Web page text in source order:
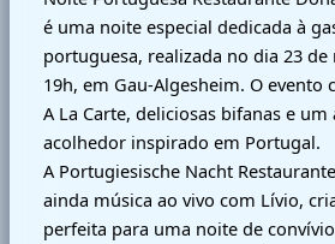
é uma noite especial dedicada à
portuguesa, realizada no dia 23
19h, em Gau-Algesheim. O evento
A La Carte, deliciosas bifanas e
acolhedor inspirado em Portugal.
A Portugiesische Nacht
ainda música ao vivo com Lívio,
perfeita para uma noite de